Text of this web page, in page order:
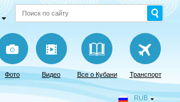
Фото Видео Все о Кубани Транспорт
RUB